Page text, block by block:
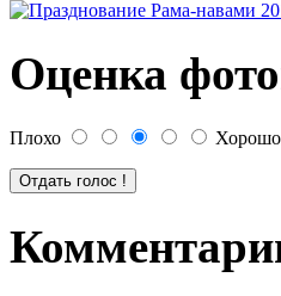
Оценка
Плохо Хорошо